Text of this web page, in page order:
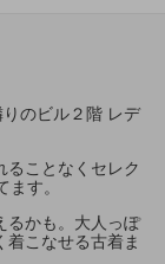
のビル２階 レデ
ることなくセレク
す。
るかも。大人っぽ
着こなせる古着ま